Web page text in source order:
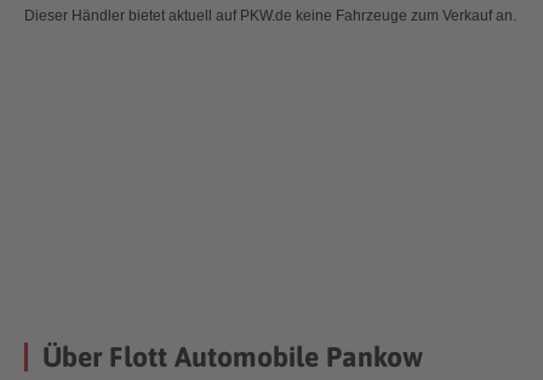
Dieser Händler bietet aktuell auf PKW.de keine Fahrzeuge zum Verkauf an.
Über Flott Automobile Pankow